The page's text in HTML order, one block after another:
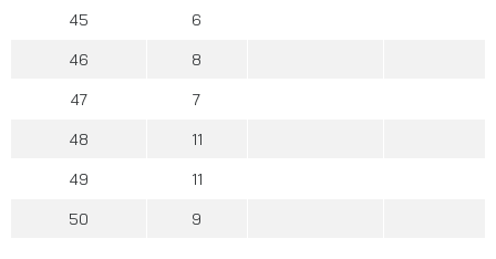
45 6
46 8
47 7
48 11
49 11
50 9